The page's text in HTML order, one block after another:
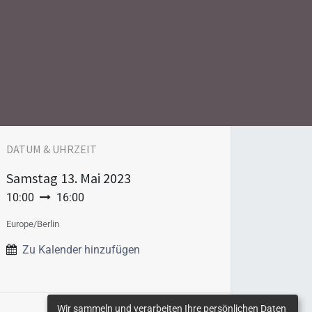
DATUM & UHRZEIT
Samstag 13. Mai 2023
10:00 16:00
Europe/Berlin
Zu Kalender hinzufügen
Wir sammeln und verarbeiten Ihre persönlichen Daten